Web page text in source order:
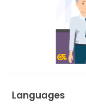
Languages